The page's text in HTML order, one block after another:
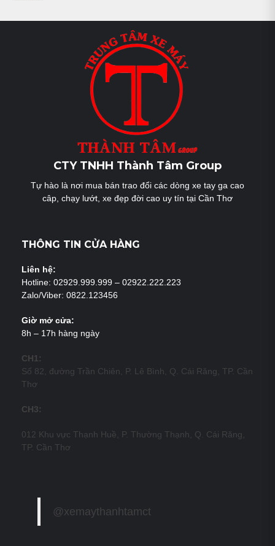
CTY TNHH Thành Tâm Group
Tự hào là nơi mua bán trao đổi các dòng xe tay ga cao
câp, chạy lướt, xe đẹp đời cao uy tín tại Cần Thơ
THÔNG TIN CỬA HÀNG
Liên hệ:
Hotline: 02929.999.999 – 02922.222.223
Zalo/Viber: 0822.123456
Giờ mở cửa:
8h – 17h hàng ngày
CH1:
Số 82, đường Trần Chiên, P. Lê Bình, Q. Cái Răng, TP. Cần
Thơ
CH3:
012 Khu vực Thạnh Huề, P. Thường Thạnh, Q. Cái Răng,
TP. Cần Thơ
@xemaythanhtamct